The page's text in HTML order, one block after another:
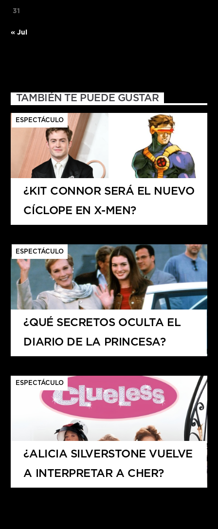
31
« Jul
TAMBIÉN TE PUEDE GUSTAR
ESPECTÁCULO
¿KIT CONNOR SERÁ EL NUEVO
CÍCLOPE EN X-MEN?
ESPECTÁCULO
¿QUÉ SECRETOS OCULTA EL
DIARIO DE LA PRINCESA?
ESPECTÁCULO
¿ALICIA SILVERSTONE VUELVE
A INTERPRETAR A CHER?